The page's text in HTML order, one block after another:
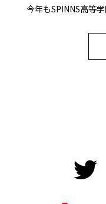
今年もSPINNS高等